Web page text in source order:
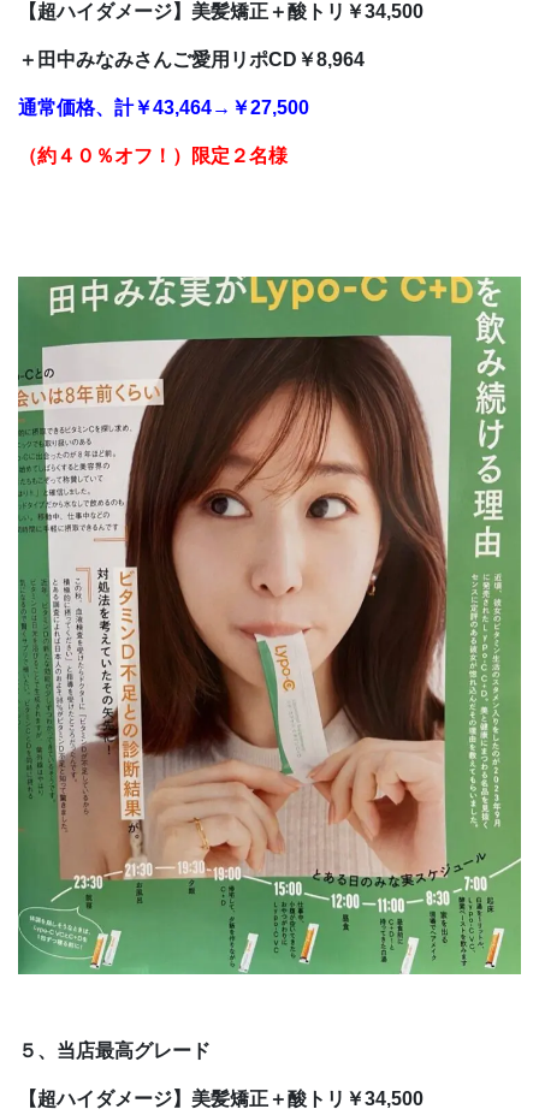
【超ハイダメージ】美髪矯正＋酸トリ￥34,500
＋田中みなみさんご愛用リポCD￥8,964
通常価格、計￥43,464→￥27,500
（約４０％オフ！ ） 限定２名様
５、当店最高グレード
【超ハイダメージ】美髪矯正＋酸トリ￥34,500